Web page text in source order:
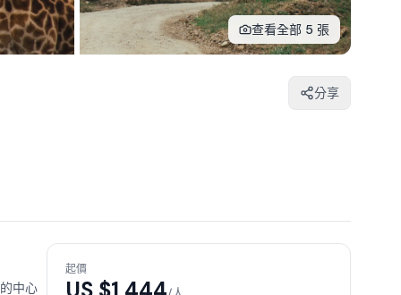
查看全部 5 張
分享
中心
起價